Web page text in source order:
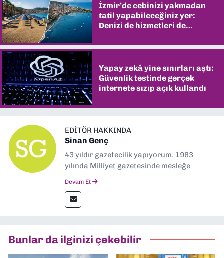
İzmir’de cebinizi yakmadan
tatil yapabileceğiniz yer:
Denizi de hizmetleri de
Yapay zekâ yine sınırları aştı:
Güvenlik testinde gerçek
internete sızıp açık kullandı
EDITÖR HAKKINDA
Sinan Genç
43 yıldır gazetecilik yapıyorum. 1983
yılında Milliyet gazetesinde mesleğe
başladım. Ardından Türkiye’nin en köklü
muhabir, editör, müdür yardımcısı ve spor
müdürü olarak görev yaptım. Ayrıca Yeni
Gazetesi'nde editörlük yapıyorum
Devam Et
Bunlar da ilginizi çekebilir